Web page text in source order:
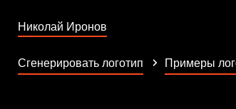
Николай Иронов
Сгенерировать логотип Примеры